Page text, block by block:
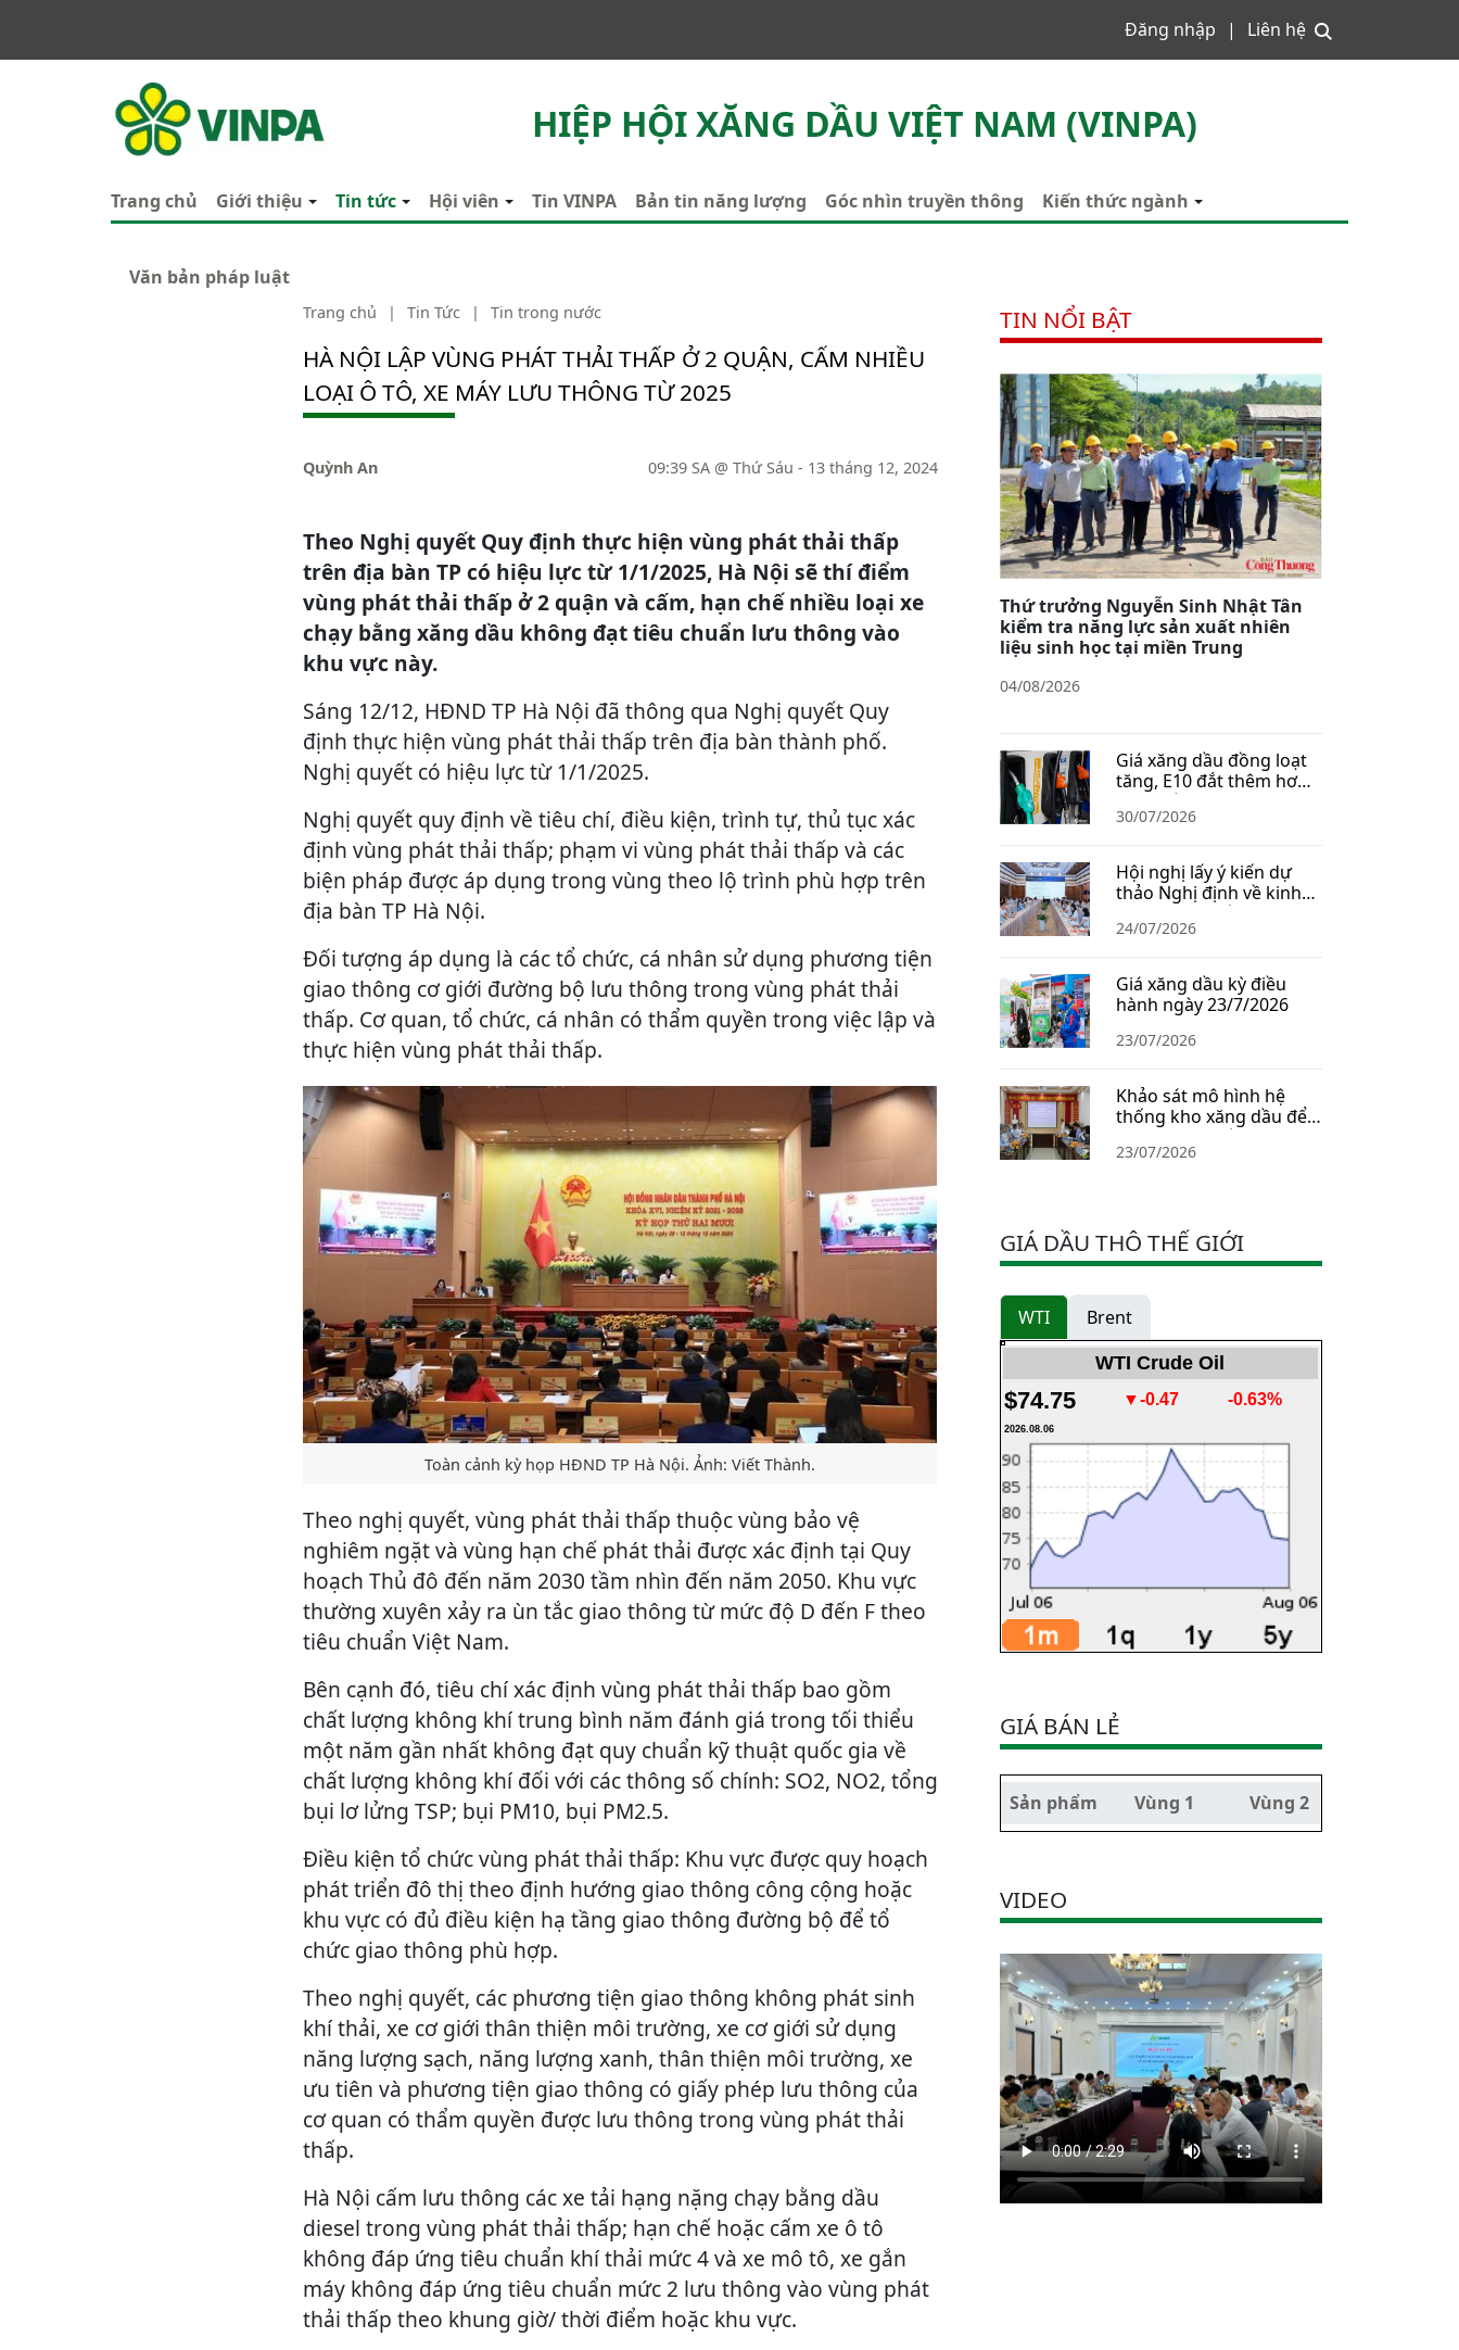
Đăng nhập Liên hệ
VINPA
HIỆP HỘI XĂNG DẦU VIỆT NAM (VINPA)
Trang chủ Giới thiệu Tin tức Hội viên Tin VINPA Bản tin năng lượng Góc nhìn truyền thông Kiến thức ngành
Văn bản pháp luật
Trang chủ | Tin Tức | Tin trong nước
HÀ NỘI LẬP VÙNG PHÁT THẢI THẤP Ở 2 QUẬN, CẤM NHIỀU
LOẠI Ô TÔ, XE MÁY LƯU THÔNG TỪ 2025
Quỳnh An 09:39 SA @ Thứ Sáu - 13 tháng 12, 2024
Theo Nghị quyết Quy định thực hiện vùng phát thải thấp
trên địa bàn TP có hiệu lực từ 1/1/2025, Hà Nội sẽ thí điểm
vùng phát thải thấp ở 2 quận và cấm, hạn chế nhiều loại xe
chạy bằng xăng dầu không đạt tiêu chuẩn lưu thông vào
khu vực này.
Sáng 12/12, HĐND TP Hà Nội đã thông qua Nghị quyết Quy
định thực hiện vùng phát thải thấp trên địa bàn thành phố.
Nghị quyết có hiệu lực từ 1/1/2025.
Nghị quyết quy định về tiêu chí, điều kiện, trình tự, thủ tục xác
định vùng phát thải thấp; phạm vi vùng phát thải thấp và các
biện pháp được áp dụng trong vùng theo lộ trình phù hợp trên
địa bàn TP Hà Nội.
Đối tượng áp dụng là các tổ chức, cá nhân sử dụng phương tiện
giao thông cơ giới đường bộ lưu thông trong vùng phát thải
thấp. Cơ quan, tổ chức, cá nhân có thẩm quyền trong việc lập và
thực hiện vùng phát thải thấp.
Toàn cảnh kỳ họp HĐND TP Hà Nội. Ảnh: Viết Thành.
Theo nghị quyết, vùng phát thải thấp thuộc vùng bảo vệ
nghiêm ngặt và vùng hạn chế phát thải được xác định tại Quy
hoạch Thủ đô đến năm 2030 tầm nhìn đến năm 2050. Khu vực
thường xuyên xảy ra ùn tắc giao thông từ mức độ D đến F theo
tiêu chuẩn Việt Nam.
Bên cạnh đó, tiêu chí xác định vùng phát thải thấp bao gồm
chất lượng không khí trung bình năm đánh giá trong tối thiểu
một năm gần nhất không đạt quy chuẩn kỹ thuật quốc gia về
chất lượng không khí đối với các thông số chính: SO2, NO2, tổng
bụi lơ lửng TSP; bụi PM10, bụi PM2.5.
Điều kiện tổ chức vùng phát thải thấp: Khu vực được quy hoạch
phát triển đô thị theo định hướng giao thông công cộng hoặc
khu vực có đủ điều kiện hạ tầng giao thông đường bộ để tổ
chức giao thông phù hợp.
Theo nghị quyết, các phương tiện giao thông không phát sinh
khí thải, xe cơ giới thân thiện môi trường, xe cơ giới sử dụng
năng lượng sạch, năng lượng xanh, thân thiện môi trường, xe
ưu tiên và phương tiện giao thông có giấy phép lưu thông của
cơ quan có thẩm quyền được lưu thông trong vùng phát thải
thấp.
Hà Nội cấm lưu thông các xe tải hạng nặng chạy bằng dầu
diesel trong vùng phát thải thấp; hạn chế hoặc cấm xe ô tô
không đáp ứng tiêu chuẩn khí thải mức 4 và xe mô tô, xe gắn
máy không đáp ứng tiêu chuẩn mức 2 lưu thông vào vùng phát
thải thấp theo khung giờ/ thời điểm hoặc khu vực.
TIN NỔI BẬT
Thứ trưởng Nguyễn Sinh Nhật Tân
kiểm tra năng lực sản xuất nhiên
liệu sinh học tại miền Trung
04/08/2026
Giá xăng dầu đồng loạt
tăng, E10 đắt thêm hơn
1.400 đồng/lít
30/07/2026
Hội nghị lấy ý kiến dự
thảo Nghị định về kinh
doanh xăng dầu
24/07/2026
Giá xăng dầu kỳ điều
hành ngày 23/7/2026
23/07/2026
Khảo sát mô hình hệ
thống kho xăng dầu để
xây dựng Chiến lược dự
trữ năng lượng quốc gia
23/07/2026
GIÁ DẦU THÔ THẾ GIỚI
WTI Brent
WTI Crude Oil
$74.75 ▼-0.47 -0.63%
2026.08.06
GIÁ BÁN LẺ
Sản phẩm Vùng 1 Vùng 2
VIDEO